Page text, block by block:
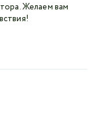
Желаем вам